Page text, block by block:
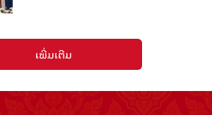
ເພີ່ມເຕີມ